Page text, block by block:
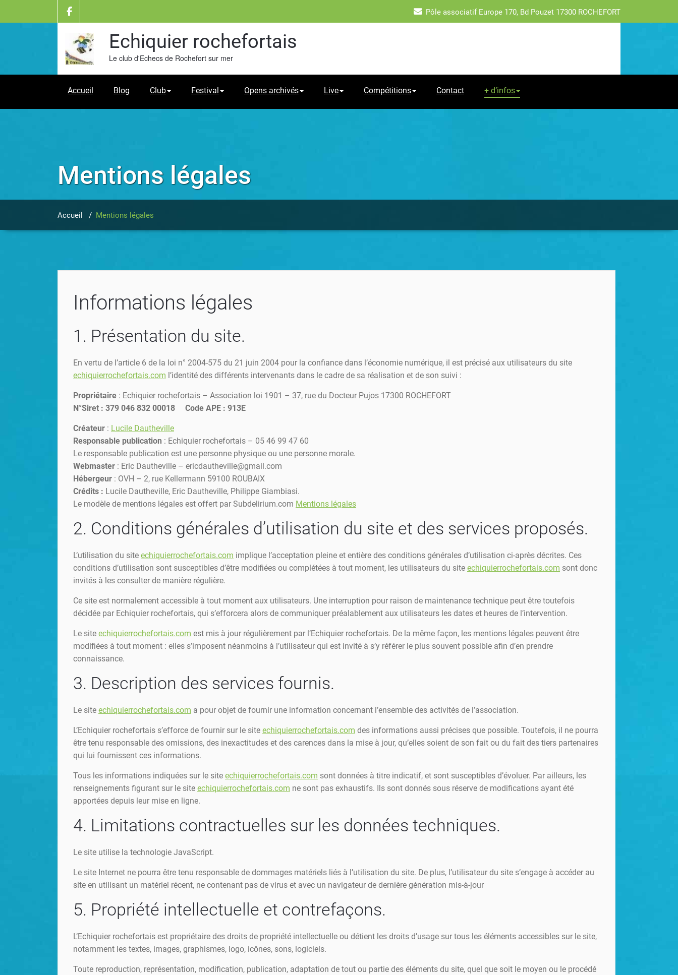
content
Pôle associatif Europe 170, Bd Pouzet 17300 ROCHEFORT
Echiquier rochefortais
Le club d'Echecs de Rochefort sur mer
Accueil Blog Club Festival Opens archivés Live Compétitions Contact + d’infos
Mentions légales
Accueil / Mentions légales
Informations légales
1. Présentation du site.
En vertu de l’article 6 de la loi n° 2004-575 du 21 juin 2004 pour la confiance dans l’économie numérique, il est précisé aux utilisateurs du site
echiquierrochefortais.com l’identité des différents intervenants dans le cadre de sa réalisation et de son suivi :
Propriétaire : Echiquier rochefortais – Association loi 1901 – 37, rue du Docteur Pujos 17300 ROCHEFORT
N°Siret : 379 046 832 00018 Code APE : 913E
Créateur : Lucile Dautheville
Responsable publication : Echiquier rochefortais – 05 46 99 47 60
Le responsable publication est une personne physique ou une personne morale.
Webmaster : Eric Dautheville – ericdautheville@gmail.com
Hébergeur : OVH – 2, rue Kellermann 59100 ROUBAIX
Crédits : Lucile Dautheville, Eric Dautheville, Philippe Giambiasi.
Le modèle de mentions légales est offert par Subdelirium.com Mentions légales
2. Conditions générales d’utilisation du site et des services proposés.
L’utilisation du site echiquierrochefortais.com implique l’acceptation pleine et entière des conditions générales d’utilisation ci-après décrites. Ces
conditions d’utilisation sont susceptibles d’être modifiées ou complétées à tout moment, les utilisateurs du site echiquierrochefortais.com sont donc
invités à les consulter de manière régulière.
Ce site est normalement accessible à tout moment aux utilisateurs. Une interruption pour raison de maintenance technique peut être toutefois
décidée par Echiquier rochefortais, qui s’efforcera alors de communiquer préalablement aux utilisateurs les dates et heures de l’intervention.
Le site echiquierrochefortais.com est mis à jour régulièrement par l’Echiquier rochefortais. De la même façon, les mentions légales peuvent être
modifiées à tout moment : elles s’imposent néanmoins à l’utilisateur qui est invité à s’y référer le plus souvent possible afin d’en prendre
connaissance.
3. Description des services fournis.
Le site echiquierrochefortais.com a pour objet de fournir une information concernant l’ensemble des activités de l’association.
L’Echiquier rochefortais s’efforce de fournir sur le site echiquierrochefortais.com des informations aussi précises que possible. Toutefois, il ne pourra
être tenu responsable des omissions, des inexactitudes et des carences dans la mise à jour, qu’elles soient de son fait ou du fait des tiers partenaires
qui lui fournissent ces informations.
Tous les informations indiquées sur le site echiquierrochefortais.com sont données à titre indicatif, et sont susceptibles d’évoluer. Par ailleurs, les
renseignements figurant sur le site echiquierrochefortais.com ne sont pas exhaustifs. Ils sont donnés sous réserve de modifications ayant été
apportées depuis leur mise en ligne.
4. Limitations contractuelles sur les données techniques.
Le site utilise la technologie JavaScript.
Le site Internet ne pourra être tenu responsable de dommages matériels liés à l’utilisation du site. De plus, l’utilisateur du site s’engage à accéder au
site en utilisant un matériel récent, ne contenant pas de virus et avec un navigateur de dernière génération mis-à-jour
5. Propriété intellectuelle et contrefaçons.
L’Echiquier rochefortais est propriétaire des droits de propriété intellectuelle ou détient les droits d’usage sur tous les éléments accessibles sur le site,
notamment les textes, images, graphismes, logo, icônes, sons, logiciels.
Toute reproduction, représentation, modification, publication, adaptation de tout ou partie des éléments du site, quel que soit le moyen ou le procédé